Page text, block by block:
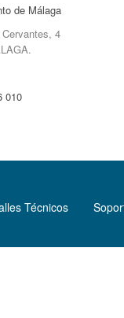
de Málaga
4
010
Técnicos